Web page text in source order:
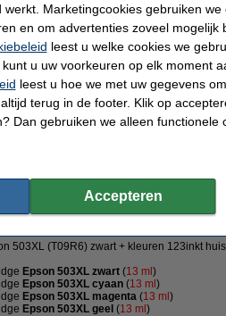
u om deze cartridge i.p.v. de originele
in huis
21% btw
+ 3 kleuren (123inkt huismerk)
503XL (T09R6) zwart + kleuren 123inkt
Epson 503XL zwart (13 ml )
Epson 503XL cyaan (13 ml )
Epson 503XL magenta (13 ml )
Epson 503XL geel (13 ml )
Marketingcookies gebruiken we
en om advertenties zoveel mogelijk
leest u welke cookies we
u uw voorkeuren op elk moment
leest u hoe we met uw gegevens
terug in de footer. Klik op
Dan gebruiken we alleen functionele
Accepteren